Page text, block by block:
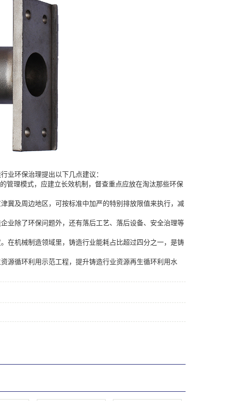
业环保治理提出以下几点建议：
管理模式，应建立长效机制，督查重点应放在淘汰那些环保
冀及周边地区，可按标准中加严的特别排放限值来执行，减
业除了环保问题外，还有落后工艺、落后设备、安全治理等
在机械制造领域里，铸造行业能耗占比超过四分之一，是铸
源循环利用示范工程，提升铸造行业资源再生循环利用水